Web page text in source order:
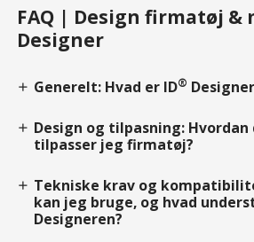
FAQ | Design firmatøj &
Designer
add Generelt: Hvad er ID®
add Design og tilpasning: Hvordan
tilpasser jeg firmatøj?
add Tekniske krav og
kan jeg bruge, og hvad
Designeren?